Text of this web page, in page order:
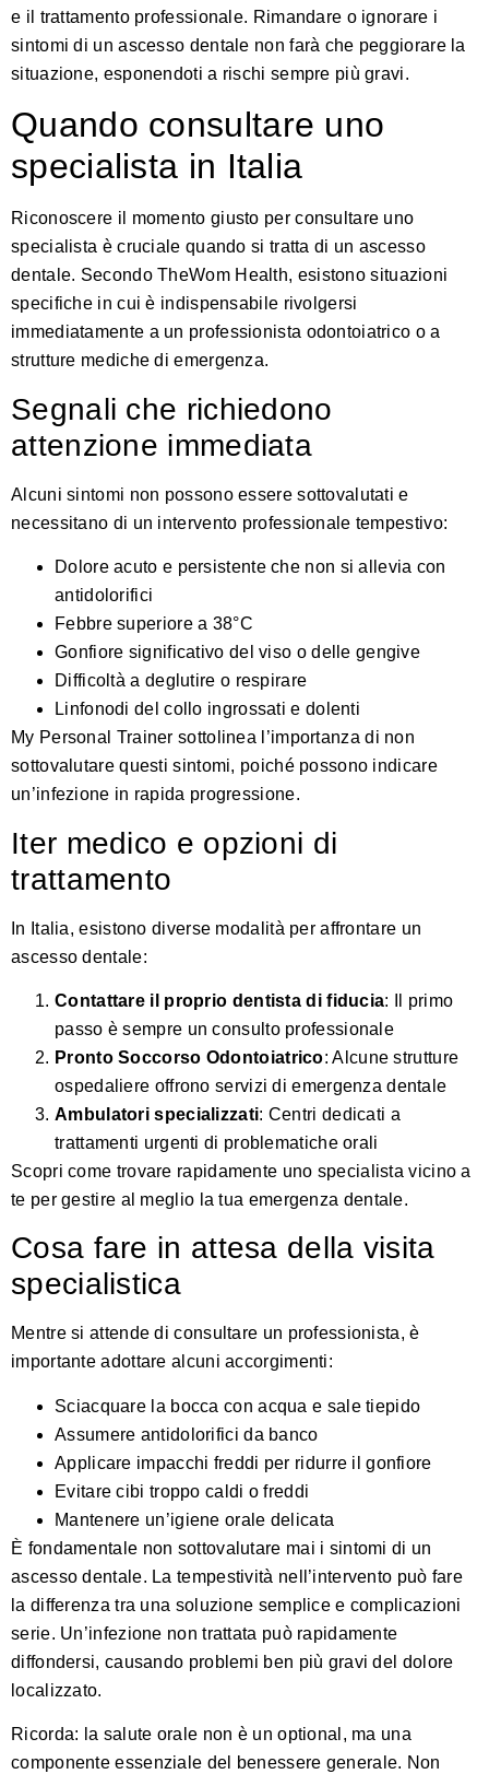
e il trattamento professionale. Rimandare o ignorare i
sintomi di un ascesso dentale non farà che peggiorare la
situazione, esponendoti a rischi sempre più gravi.
Quando consultare uno
specialista in Italia
Riconoscere il momento giusto per consultare uno
specialista è cruciale quando si tratta di un ascesso
dentale. Secondo TheWom Health, esistono situazioni
specifiche in cui è indispensabile rivolgersi
immediatamente a un professionista odontoiatrico o a
strutture mediche di emergenza.
Segnali che richiedono
attenzione immediata
Alcuni sintomi non possono essere sottovalutati e
necessitano di un intervento professionale tempestivo:
Dolore acuto e persistente che non si allevia con
antidolorifici
Febbre superiore a 38°C
Gonfiore significativo del viso o delle gengive
Difficoltà a deglutire o respirare
Linfonodi del collo ingrossati e dolenti
My Personal Trainer sottolinea l’importanza di non
sottovalutare questi sintomi, poiché possono indicare
un’infezione in rapida progressione.
Iter medico e opzioni di
trattamento
In Italia, esistono diverse modalità per affrontare un
ascesso dentale:
Contattare il proprio dentista di fiducia: Il primo
passo è sempre un consulto professionale
Pronto Soccorso Odontoiatrico: Alcune strutture
ospedaliere offrono servizi di emergenza dentale
Ambulatori specializzati: Centri dedicati a
trattamenti urgenti di problematiche orali
Scopri come trovare rapidamente uno specialista vicino a
te per gestire al meglio la tua emergenza dentale.
Cosa fare in attesa della visita
specialistica
Mentre si attende di consultare un professionista, è
importante adottare alcuni accorgimenti:
Sciacquare la bocca con acqua e sale tiepido
Assumere antidolorifici da banco
Applicare impacchi freddi per ridurre il gonfiore
Evitare cibi troppo caldi o freddi
Mantenere un’igiene orale delicata
È fondamentale non sottovalutare mai i sintomi di un
ascesso dentale. La tempestività nell’intervento può fare
la differenza tra una soluzione semplice e complicazioni
serie. Un’infezione non trattata può rapidamente
diffondersi, causando problemi ben più gravi del dolore
localizzato.
Ricorda: la salute orale non è un optional, ma una
componente essenziale del benessere generale. Non